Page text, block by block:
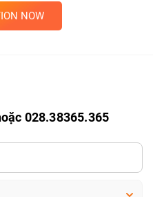
NOW
028.38365.365